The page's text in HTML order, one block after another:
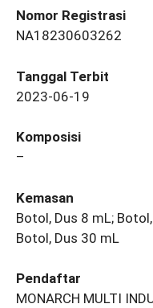
Nomor Registrasi
NA18230603262
Tanggal Terbit
2023-06-19
Komposisi
–
Kemasan
Botol, Dus 8 mL;
Botol, Dus 30 mL
Pendaftar
MONARCH MULTI